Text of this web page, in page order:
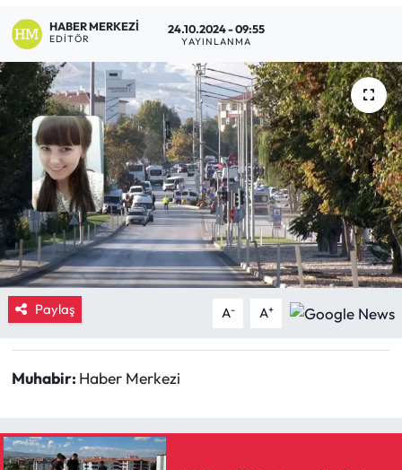
HABER MERKEZI
EDITÖR
24.10.2024 - 09:55
YAYINLANMA
Paylaş A- A+
Muhabir: Haber Merkezi
Ekonomi
Güncel
İskilip Haberleri
Kargı Haberleri
Kimdir?
Kültür Sanat
Laçin Haberleri
Magazin
Oğuzlar Haberleri